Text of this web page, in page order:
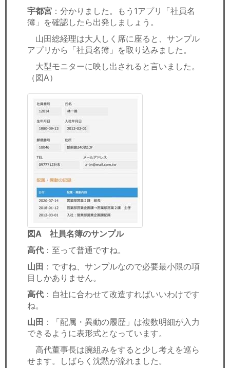
宇都宮 ：分かりました。もう1アプリ「社員名
簿」を確認したら出発しましょう。
山田総経理は大人しく席に座ると、サンプル
アプリから「社員名簿」を取り込みました。
大型モニターに映し出されると言いました。
（図A）
図A 社員名簿のサンプル
高代 ：至って普通ですね。
山田 ：ですね、サンプルなので必要最小限の項
目しかありません。
高代 ：自社に合わせて改造すればいいわけです
ね。
山田 ：「配属・異動の履歴」は複数明細が入力
できるように表形式となっています。
高代董事長は腕組みをすると少し考えを巡ら
せます。しばらく沈黙が流れました。